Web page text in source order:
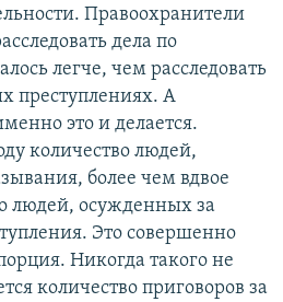
Правоохранители
дела по
легче, чем расследовать
преступлениях. А
это и делается.
количество людей,
более чем вдвое
людей, осужденных за
Это совершенно
Никогда такого не
количество приговоров за